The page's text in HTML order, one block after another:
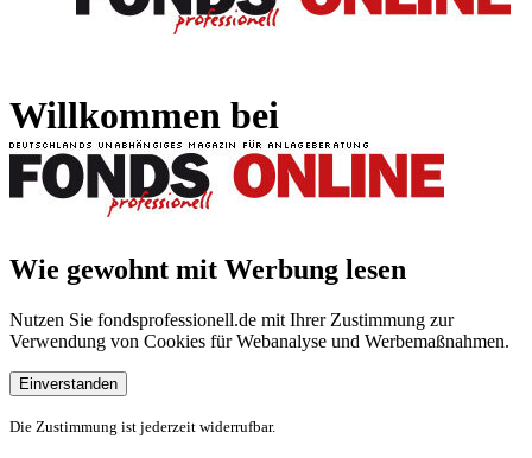
Willkommen bei
Wie gewohnt mit Werbung lesen
Nutzen Sie fondsprofessionell.de mit Ihrer Zustimmung zur
Verwendung von Cookies für Webanalyse und Werbemaßnahmen.
Einverstanden
Die Zustimmung ist jederzeit widerrufbar.